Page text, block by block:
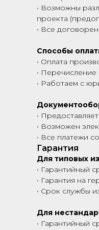
• Возможны
проекта
• Все
Способы
• Оплата
• Перечисление
• Работаем с
•
• Возможен
• Все платежи
Гарантия
Для типовых
• Гарантийный
• Гарантия на
• Срок службы
Для
• Гарантийный